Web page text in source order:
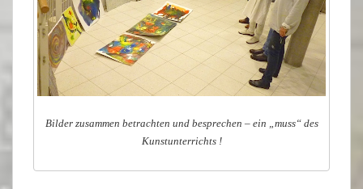
Bilder zusammen betrachten und besprechen – ein „muss“ des
Kunstunterrichts !